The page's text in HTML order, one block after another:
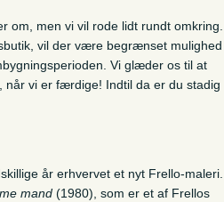
om, men vi vil rode lidt rundt omkring.
vil der være begrænset mulighed
Vi glæder os til at
når vi er færdige! Indtil da er du stadig
år erhvervet et nyt Frello-maleri.
mand (1980), som er et af Frellos